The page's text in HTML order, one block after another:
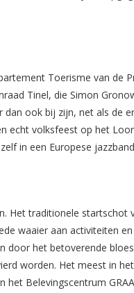
Toerisme van de
Tinel, die Simon
ook bij zijn, net als de
echt volksfeest op het
in een Europese
Het traditionele startschot
waaier aan activiteiten
het betoverende
worden. Het meest in
Belevingscentrum